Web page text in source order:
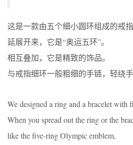
这是一款由五个细小圆环组成的戒指
延展开来，它是“奥运五环”。
相互叠加，它是精致的饰品。
与戒指细环一般粗细的手链，轻绕手
We designed a ring and a bracelet with
When you spread out the ring or the
like the five-ring Olympic emblem,